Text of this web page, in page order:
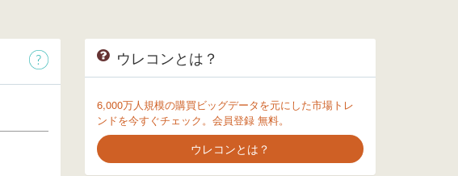
ウレコンとは？
6,000万人規模の購買ビッグデータを元にした市場トレ
ンドを今すぐチェック。会員登録 無料。
ウレコンとは？